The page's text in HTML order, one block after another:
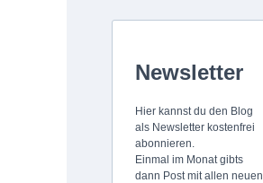
Newsletter
Hier kannst du den Blog
als Newsletter kostenfrei
abonnieren.
Einmal im Monat gibts
dann Post mit allen neuen